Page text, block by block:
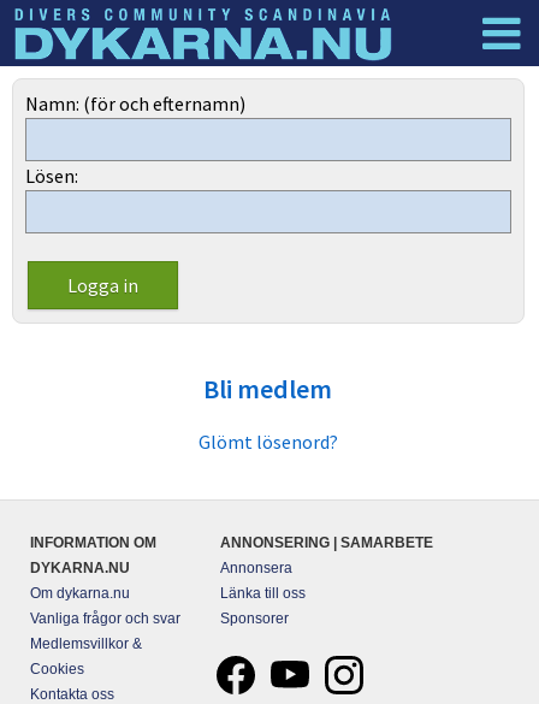
Dyknyheter
Namn: (för och efternamn)
Lösen:
Bli medlem
Glömt lösenord?
INFORMATION OM
DYKARNA.NU
Om dykarna.nu
Vanliga frågor och svar
Medlemsvillkor &
Cookies
Kontakta oss
ANNONSERING | SAMARBETE
Annonsera
Länka till oss
Sponsorer